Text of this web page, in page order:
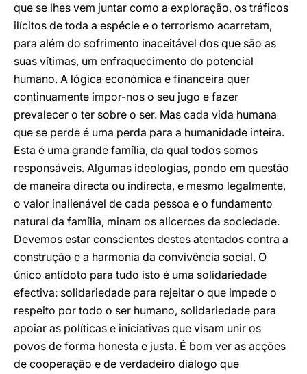
que se lhes vem juntar como a exploração, os tráficos
ilícitos de toda a espécie e o terrorismo acarretam,
para além do sofrimento inaceitável dos que são as
suas vítimas, um enfraquecimento do potencial
humano. A lógica económica e financeira quer
continuamente impor-nos o seu jugo e fazer
prevalecer o ter sobre o ser. Mas cada vida humana
que se perde é uma perda para a humanidade inteira.
Esta é uma grande família, da qual todos somos
responsáveis. Algumas ideologias, pondo em questão
de maneira directa ou indirecta, e mesmo legalmente,
o valor inalienável de cada pessoa e o fundamento
natural da família, minam os alicerces da sociedade.
Devemos estar conscientes destes atentados contra a
construção e a harmonia da convivência social. O
único antídoto para tudo isto é uma solidariedade
efectiva: solidariedade para rejeitar o que impede o
respeito por todo o ser humano, solidariedade para
apoiar as políticas e iniciativas que visam unir os
povos de forma honesta e justa. É bom ver as acções
de cooperação e de verdadeiro diálogo que